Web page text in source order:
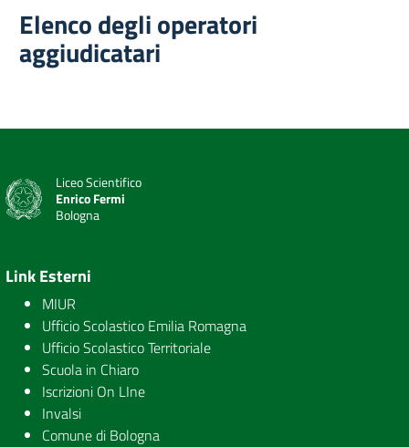
Elenco degli operatori
aggiudicatari
Liceo Scientifico
Enrico Fermi
Bologna
Link Esterni
MIUR
Ufficio Scolastico Emilia Romagna
Ufficio Scolastico Territoriale
Scuola in Chiaro
Iscrizioni On LIne
Invalsi
Comune di Bologna